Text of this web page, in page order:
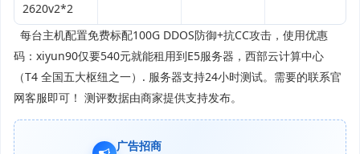
2620v2*2
每台主机配置免费标配100G DDOS防御+抗CC攻击，使用优惠
码：xiyun90仅要540元就能租用到E5服务器，西部云计算中心
（T4 全国五大枢纽之一）. 服务器支持24小时测试。需要的联系官
网客服即可！ 测评数据由商家提供支持发布。
广告招商